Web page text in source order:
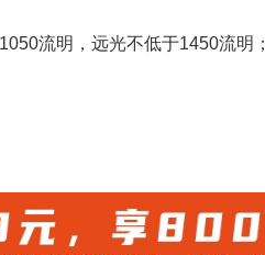
流明，远光不低于1450流明；